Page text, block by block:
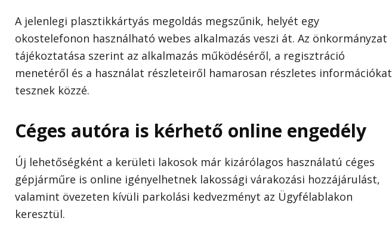
A jelenlegi plasztikkártyás megoldás megszűnik, helyét egy
okostelefonon használható webes alkalmazás veszi át. Az önkormányzat
tájékoztatása szerint az alkalmazás működéséről, a regisztráció
menetéről és a használat részleteiről hamarosan részletes információkat
tesznek közzé.
Céges autóra is kérhető online engedély
Új lehetőségként a kerületi lakosok már kizárólagos használatú céges
gépjárműre is online igényelhetnek lakossági várakozási hozzájárulást,
valamint övezeten kívüli parkolási kedvezményt az Ügyfélablakon
keresztül.